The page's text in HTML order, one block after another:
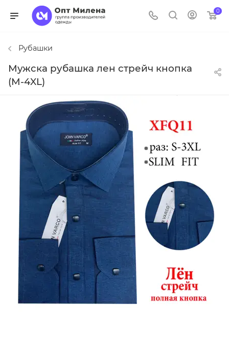
0
Рубашки
Мужска рубашка лен стрейч кнопка
(M-4XL)